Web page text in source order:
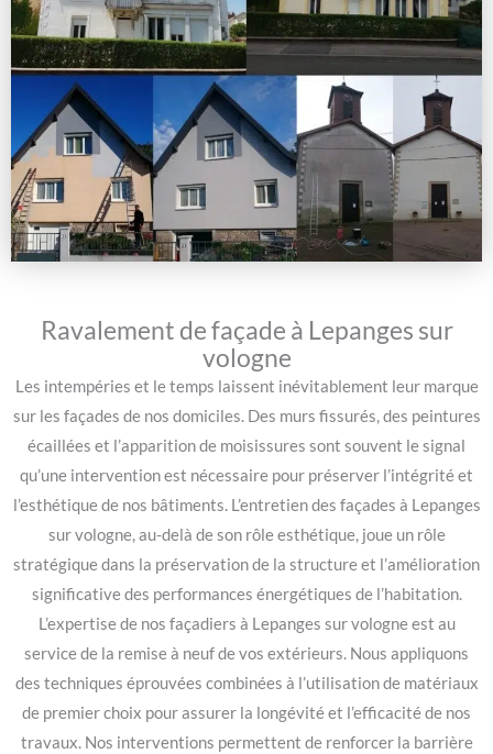
Ravalement de façade à Lepanges sur
vologne
Les intempéries et le temps laissent inévitablement leur marque
sur les façades de nos domiciles. Des murs fissurés, des peintures
écaillées et l’apparition de moisissures sont souvent le signal
qu’une intervention est nécessaire pour préserver l’intégrité et
l’esthétique de nos bâtiments. L’entretien des façades à Lepanges
sur vologne, au-delà de son rôle esthétique, joue un rôle
stratégique dans la préservation de la structure et l’amélioration
significative des performances énergétiques de l’habitation.
L’expertise de nos façadiers à Lepanges sur vologne est au
service de la remise à neuf de vos extérieurs. Nous appliquons
des techniques éprouvées combinées à l’utilisation de matériaux
de premier choix pour assurer la longévité et l’efficacité de nos
travaux. Nos interventions permettent de renforcer la barrière